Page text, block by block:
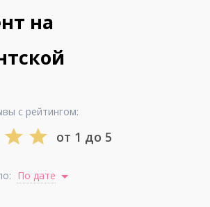
на
с рейтингом:
от 1 до 5
По дате